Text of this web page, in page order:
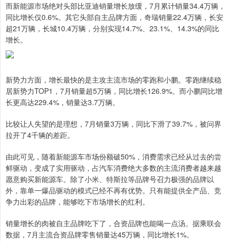
而新能源市场绝对头部比亚迪销量增长放缓，7月累计销量34.4万辆，
同比增长仅0.6%。其它头部自主品牌方面，奇瑞销量22.4万辆，长安
超21万辆，长城10.4万辆，分别实现14.7%、23.1%、14.3%的同比
增长。
新势力方面，增长最快的是主攻主流市场的零跑和小鹏。零跑继续稳
居新势力TOP1，7月销量超5万辆，同比增长126.9%。而小鹏同比增
长更高达229.4%，销量达3.7万辆。
比较让人失望的是理想，7月销量3万辆，同比下滑了39.7%，被问界
拉开了4千辆的差距。
由此可见，随着新能源车市场份额破50%，消费需求已经从过去的尝
鲜驱动，变成了实用驱动，占汽车消费绝大多数的主流消费者越来越
愿意购买新能源车。除了小米、特斯拉等品牌号召力极强的品牌以
外，靠单一爆品驱动的模式已经不再有优势。只有能提供全产品、竞
争力出彩的品牌，能够吃下市场增长的红利。
销量增长的肉被自主品牌吃下了，合资品牌也能喝一点汤。据乘联会
数据，7月主流合资品牌零售销量达45万辆，同比增长1%。